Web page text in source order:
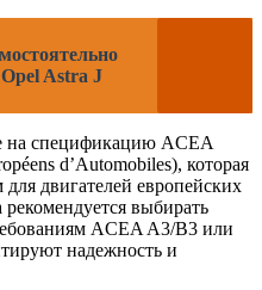
Astra J
на спецификацию ACEA
d’Automobiles), которая
двигателей европейских
выбирать
ACEA A3/B3 или
надежность и